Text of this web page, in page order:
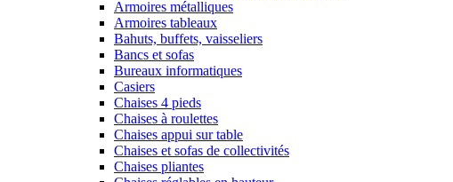
Armoires métalliques
Armoires tableaux
Bahuts, buffets, vaisseliers
Bancs et sofas
Bureaux informatiques
Casiers
Chaises 4 pieds
Chaises à roulettes
Chaises appui sur table
Chaises et sofas de collectivités
Chaises pliantes